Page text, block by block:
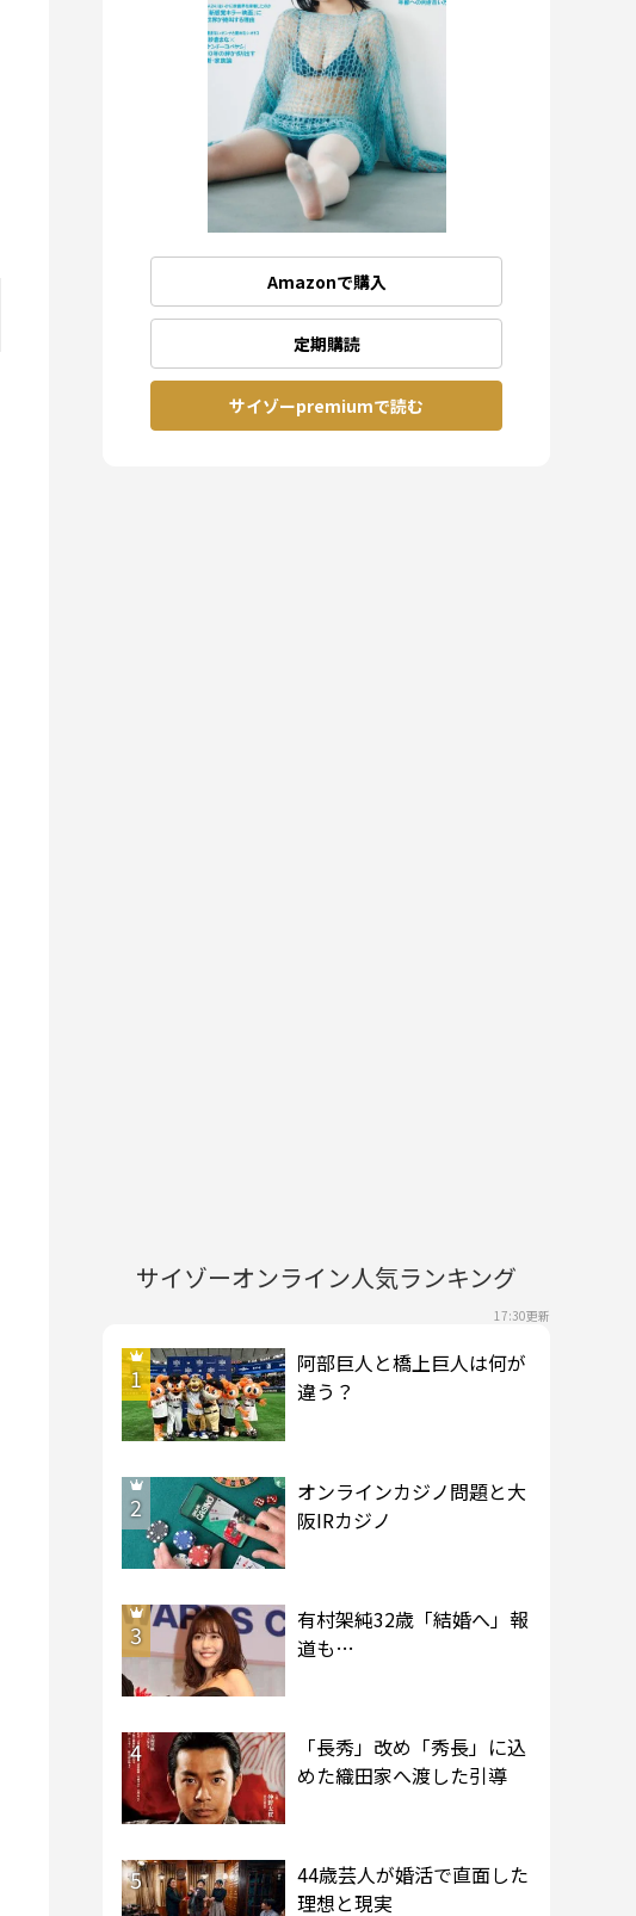
Amazonで購入
定期購読
サイゾーpremiumで読む
サイゾーオンライン人気ランキング
17:30更新
1
阿部巨人と橋上巨人は何が
違う？
2
オンラインカジノ問題と大
阪IRカジノ
3
有村架純32歳「結婚へ」報
道も…
4
「長秀」改め「秀長」に込
めた織田家へ渡した引導
5
44歳芸人が婚活で直面した
理想と現実